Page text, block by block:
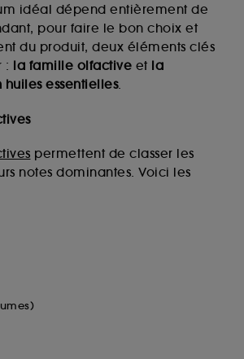
idéal dépend entièrement de
pour faire le bon choix et
du produit, deux éléments clés
: la famille olfactive et la
essentielles.
permettent de classer les
notes dominantes. Voici les
requiert votre accord. Vous
vos choix concernant le dépôt
grâce au bouton "personnaliser mes
ou décider de "tout accepter".
associer les informations de
par ces Cookies, pour les
lors de votre activité en ligne
accepter". Voous pouvez à tout
retirer votrte consentement. Si vous
plus d'information sur les cookies